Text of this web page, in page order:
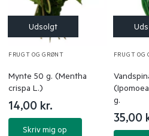
FRUGT OG GRØNT
Mynte 50 g. (Mentha
crispa L.)
14,00 kr.
Skriv mig op
FRUGT OG
g.
35,00